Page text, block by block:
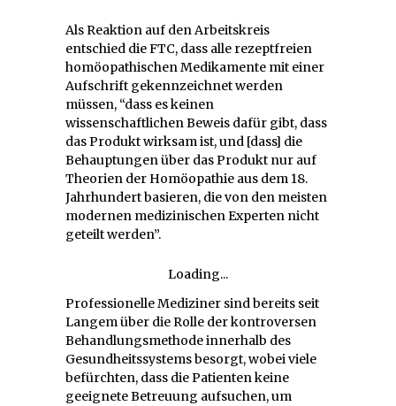
Als Reaktion auf den Arbeitskreis
entschied die FTC, dass alle rezeptfreien
homöopathischen Medikamente mit einer
Aufschrift gekennzeichnet werden
müssen, “dass es keinen
wissenschaftlichen Beweis dafür gibt, dass
das Produkt wirksam ist, und [dass] die
Behauptungen über das Produkt nur auf
Theorien der Homöopathie aus dem 18.
Jahrhundert basieren, die von den meisten
modernen medizinischen Experten nicht
geteilt werden”.
Loading...
Professionelle Mediziner sind bereits seit
Langem über die Rolle der kontroversen
Behandlungsmethode innerhalb des
Gesundheitssystems besorgt, wobei viele
befürchten, dass die Patienten keine
geeignete Betreuung aufsuchen, um